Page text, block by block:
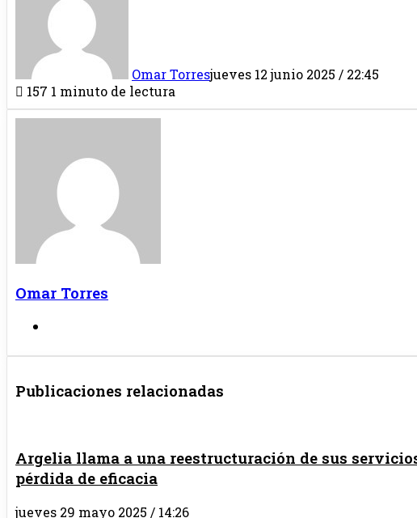
Omar Torresjueves 12 junio 2025 / 22:45
157 1 minuto de lectura
Omar Torres
Publicaciones relacionadas
Argelia llama a una reestructuración de sus
pérdida de eficacia
jueves 29 mayo 2025 / 14:26